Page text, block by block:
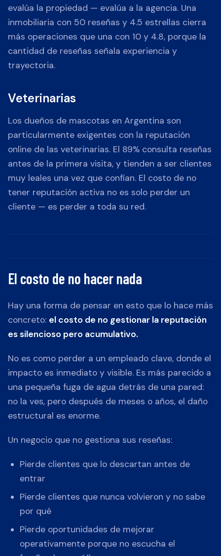
evalúa la propiedad — evalúa a la agencia. Una
inmobiliaria con 50 reseñas y 4.5 estrellas cierra
más operaciones que una con 10 y 4.8, porque la
cantidad de reseñas señala experiencia y
trayectoria.
Veterinarias
Los dueños de mascotas en Argentina son
particularmente exigentes con la reputación
online de las veterinarias. El 89% consulta reseñas
antes de la primera visita, y tienden a ser clientes
muy leales una vez que confían. El costo de no
tener reputación activa no es solo perder un
cliente — es perder a toda su red.
El costo de no hacer nada
Hay una forma de pensar en esto que lo hace más
concreto: el costo de no gestionar la reputación
es silencioso pero acumulativo.
No es como perder a un empleado clave, donde el
impacto es inmediato y visible. Es más parecido a
una pequeña fuga de agua detrás de una pared:
no la ves, pero después de meses o años, el daño
estructural es enorme.
Un negocio que no gestiona sus reseñas:
Pierde clientes que lo descartan antes de
entrar
Pierde clientes que nunca volvieron y no sabe
por qué
Pierde oportunidades de mejorar
operativamente porque no escucha el